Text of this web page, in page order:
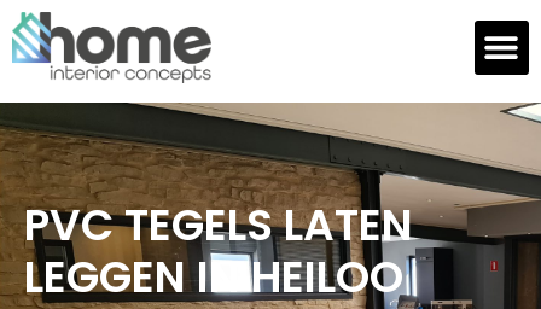
PVC TEGELS LATEN
LEGGEN IN HEILOO